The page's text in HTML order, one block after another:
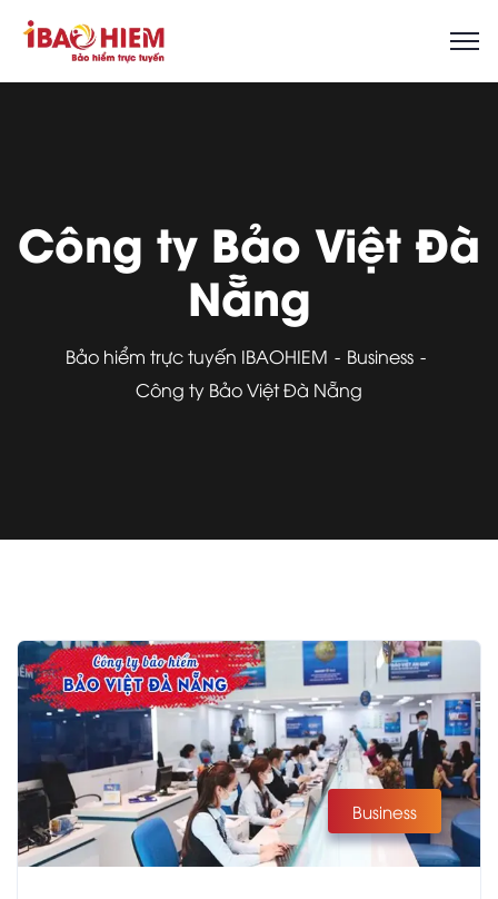
Công ty Bảo Việt Đà
Nẵng
Bảo hiểm trực tuyến IBAOHIEM
Business
Công ty Bảo Việt Đà Nẵng
Business